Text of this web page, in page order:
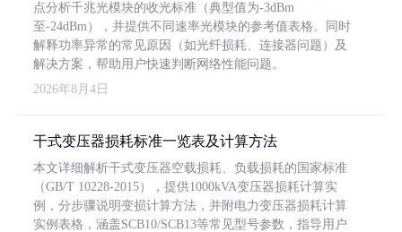
点分析千兆光模块的收光标准（典型值为-3dBm
至-24dBm），并提供不同速率光模块的参考值表格。同时
解释功率异常的常见原因（如光纤损耗、连接器问题）及
解决方案，帮助用户快速判断网络性能问题。
2026年8月4日
干式变压器损耗标准一览表及计算方法
本文详细解析干式变压器空载损耗、负载损耗的国家标准
（GB/T 10228-2015），提供1000kVA变压器损耗计算实
例，分步骤说明变损计算方法，并附电力变压器损耗计算
实例表格，涵盖SCB10/SCB13等常见型号参数，指导用户